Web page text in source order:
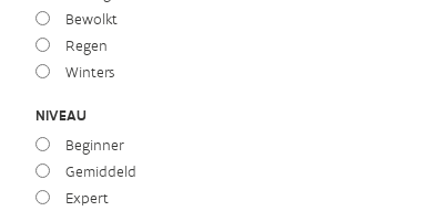
Bewolkt
Regen
Winters
NIVEAU
Beginner
Gemiddeld
Expert